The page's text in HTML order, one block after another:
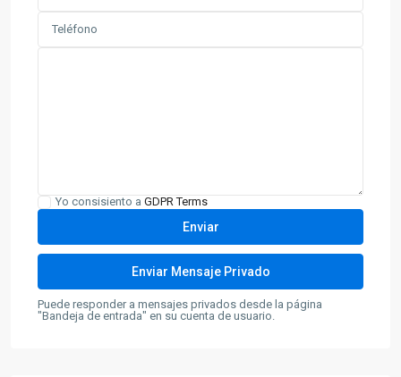
Yo consisiento a GDPR Terms
Puede responder a mensajes privados desde la página
"Bandeja de entrada" en su cuenta de usuario.